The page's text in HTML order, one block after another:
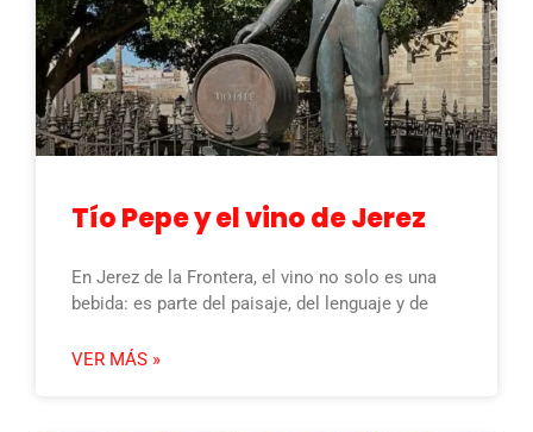
Tío Pepe y el vino de Jerez
En Jerez de la Frontera, el vino no solo es una
bebida: es parte del paisaje, del lenguaje y de
VER MÁS »